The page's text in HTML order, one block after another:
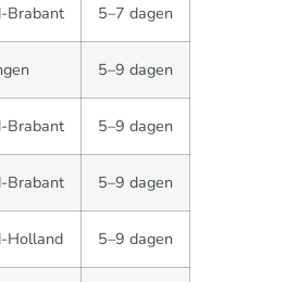
Brabant 5–7 dagen
5–9 dagen
Brabant 5–9 dagen
Brabant 5–9 dagen
Holland 5–9 dagen